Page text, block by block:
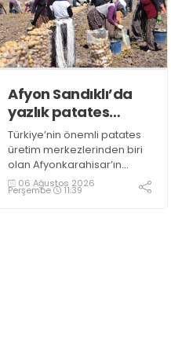
Afyon Sandıklı’da
yazlık patates
hasadı
Türkiye’nin önemli patates
üretim merkezlerinden biri
olan Afyonkarahisar’ın
Sandıklı ilçesinde yazlık
patates sökümü başlarken,
06 Ağustos 2026
Perşembe 11:39